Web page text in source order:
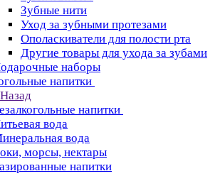
Зубные нити
Уход за зубными протезами
Ополаскиватели для полости рта
Другие товары для ухода за зубами
наборы
напитки
Назад
напитки
вода
вода
морсы, нектары
напитки